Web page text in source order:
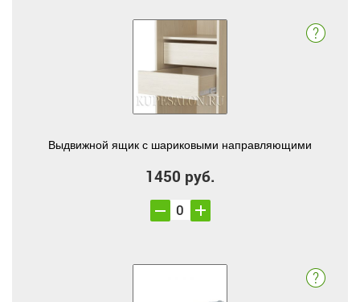
Выдвижной ящик с шариковыми направляющими
1450 руб.